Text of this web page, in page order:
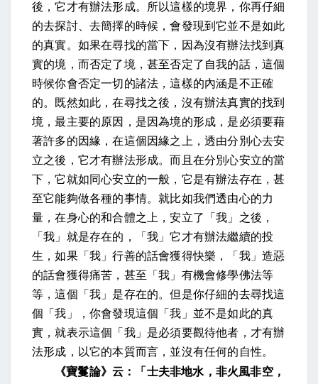
後，它才有辦法形成。所以這樣的境界，你再仔細
的去探討、去簡擇的時候，會發現到它並不是如此
的真實。如果在尋找的當下，因為沒有辦法找到真
實的境，而否定了境，甚至否定了自我的話，這個
時候你會否定一切的諸法，這樣的內涵是不正確
的。既然如此，在尋找之後，沒有辦法真實的找到
境，最主要的原因，是因為境的形成，是必須要藉
著許多的因緣，在這個因緣之上，透由分別心去安
立之後，它才有辦法形成。而且在分別心安立的當
下，它就如同心安立的一般，它是有辦法存在，甚
至它能夠做各種的事情。就比如我們透由心的力
量，在身心的和合體之上，安立了「我」之後，
「我」就是存在的，「我」它才有辦法繼續的投
生，如果「我」行善的話會獲得快樂，「我」造惡
的話會獲得痛苦，甚至「我」有機會修學佛法等
等，這個「我」是存在的。但是你仔細的去尋找這
個「我」，你會發現這個「我」並不是如此的真
實，就表示這個「我」是必須要觀待他者，才有辦
法形成，以它的本質而言，並沒有任何的自性。
《寶鬘論》云：「士夫非地水，非火風非空，